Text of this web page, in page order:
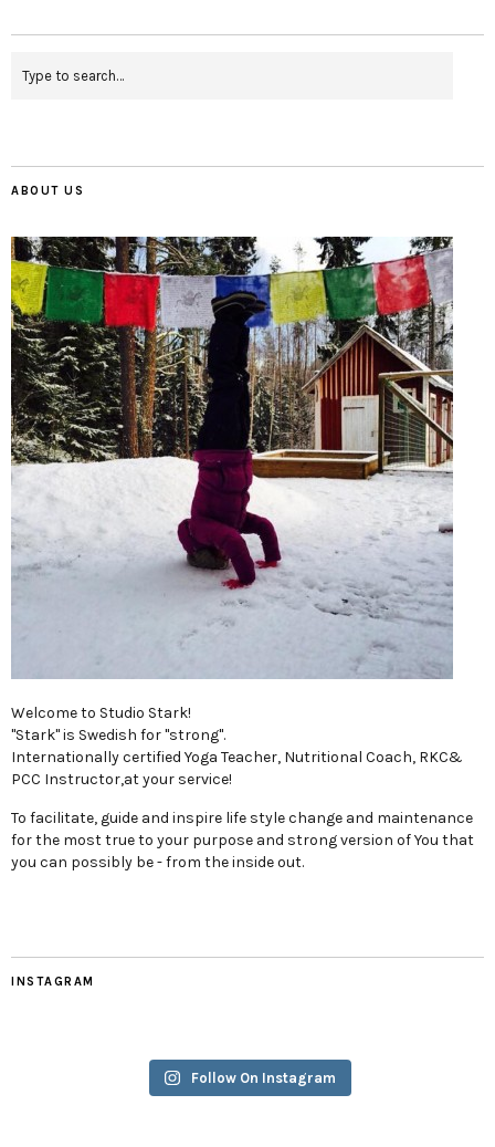
ABOUT US
Welcome to Studio Stark!
"Stark" is Swedish for "strong".
Internationally certified Yoga Teacher, Nutritional Coach, RKC&
PCC Instructor,at your service!
To facilitate, guide and inspire life style change and maintenance
for the most true to your purpose and strong version of You that
you can possibly be - from the inside out.
INSTAGRAM
Follow On Instagram